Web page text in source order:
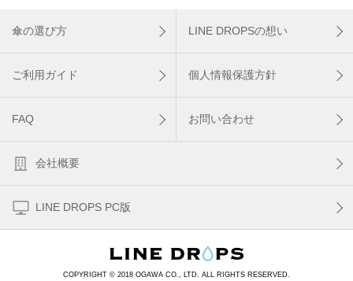
傘の選び方 LINE DROPSの想い
ご利用ガイド 個人情報保護方針
FAQ お問い合わせ
会社概要
LINE DROPS PC版
COPYRIGHT © 2018 OGAWA CO., LTD. ALL RIGHTS RESERVED.